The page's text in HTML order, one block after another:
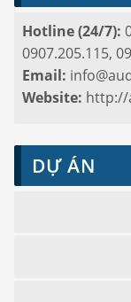
Hotline (24/7):
0907.205.115,
Email:
Website: http://
DỰ ÁN